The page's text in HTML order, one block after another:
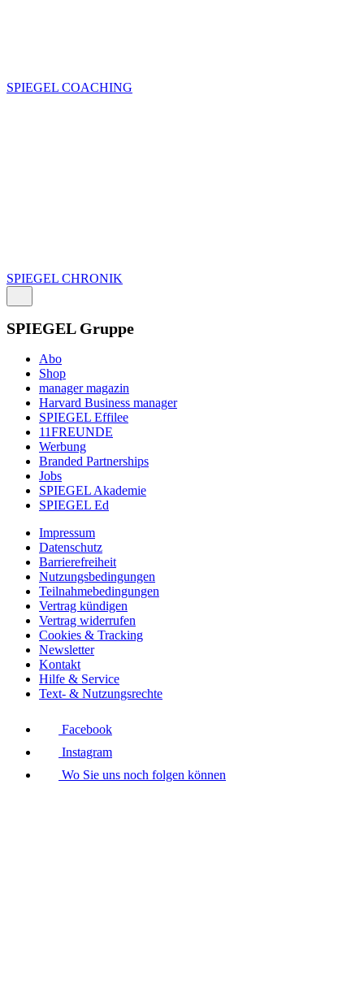
SPIEGEL COACHING
SPIEGEL CHRONIK
SPIEGEL Gruppe
Abo
Shop
manager magazin
Harvard Business manager
SPIEGEL Effilee
11FREUNDE
Werbung
Branded Partnerships
Jobs
SPIEGEL Akademie
SPIEGEL Ed
Impressum
Datenschutz
Barrierefreiheit
Nutzungsbedingungen
Teilnahmebedingungen
Vertrag kündigen
Vertrag widerrufen
Cookies & Tracking
Newsletter
Kontakt
Hilfe & Service
Text- & Nutzungsrechte
Facebook
Instagram
Wo Sie uns noch folgen können